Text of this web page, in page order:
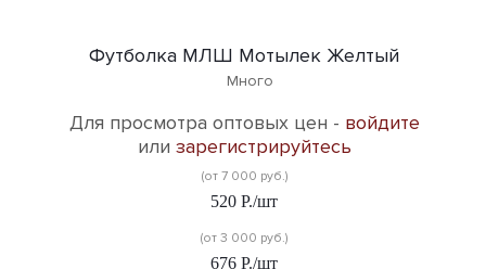
Футболка МЛШ Мотылек Желтый
Много
Для просмотра оптовых цен - войдите
или зарегистрируйтесь
(от 7 000 руб.)
520 Р./шт
(от 3 000 руб.)
676 Р./шт